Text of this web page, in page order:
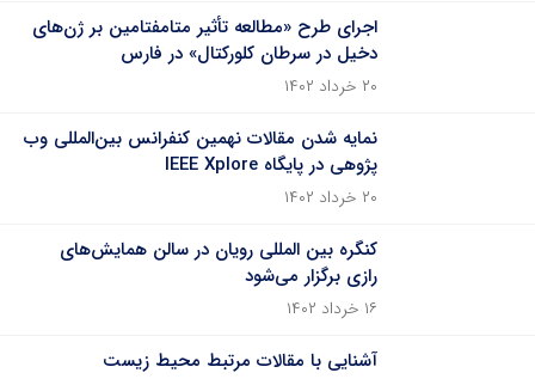
اجرای طرح «مطالعه تأثیر متامفتامین بر ژن‌های
دخیل در سرطان کلورکتال» در فارس
۲۰ خرداد ۱۴۰۲
نمایه شدن مقالات نهمین کنفرانس بین‌المللی وب
پژوهی در پایگاه IEEE Xplore
۲۰ خرداد ۱۴۰۲
کنگره بین المللی رویان در سالن همایش‌های
رازی برگزار می‌شود
۱۶ خرداد ۱۴۰۲
آشنایی با مقالات مرتبط محیط زیست